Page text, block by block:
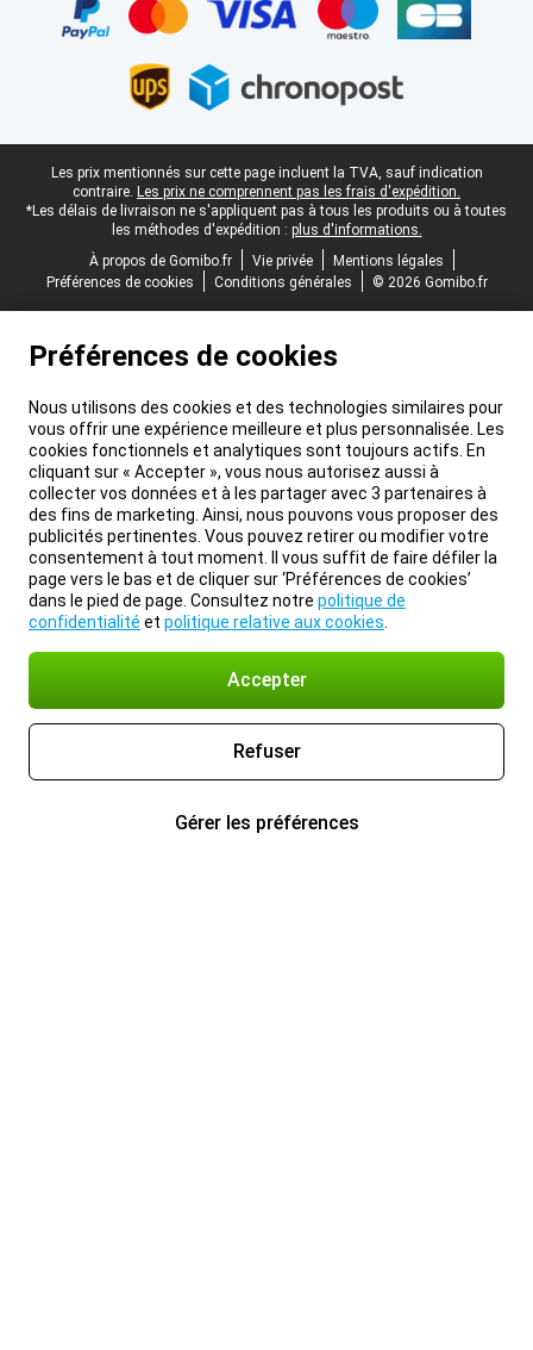
Pied-de-page légal
Les prix mentionnés sur cette page incluent la TVA, sauf indication
contraire. Les prix ne comprennent pas les frais d'expédition.
*Les délais de livraison ne s'appliquent pas à tous les produits ou à toutes
les méthodes d'expédition : plus d'informations.
À propos de Gomibo.fr
Vie privée
Mentions légales
Préférences de cookies
Conditions générales © 2026 Gomibo.fr
Préférences de cookies
Nous utilisons des cookies et des technologies similaires pour
vous offrir une expérience meilleure et plus personnalisée. Les
cookies fonctionnels et analytiques sont toujours actifs. En
cliquant sur « Accepter », vous nous autorisez aussi à
collecter vos données et à les partager avec 3 partenaires à
des fins de marketing. Ainsi, nous pouvons vous proposer des
publicités pertinentes. Vous pouvez retirer ou modifier votre
consentement à tout moment. Il vous suffit de faire défiler la
page vers le bas et de cliquer sur ‘Préférences de cookies’
dans le pied de page. Consultez notre politique de
confidentialité et politique relative aux cookies
Accepter
Refuser
Gérer les préférences